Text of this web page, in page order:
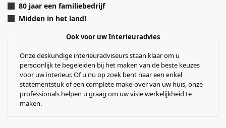
80 jaar een familiebedrijf
Midden in het land!
Ook voor uw Interieuradvies
Onze deskundige interieuradviseurs staan klaar om u
persoonlijk te begeleiden bij het maken van de beste keuzes
voor uw interieur. Of u nu op zoek bent naar een enkel
statementstuk of een complete make-over van uw huis, onze
professionals helpen u graag om uw visie werkelijkheid te
maken.